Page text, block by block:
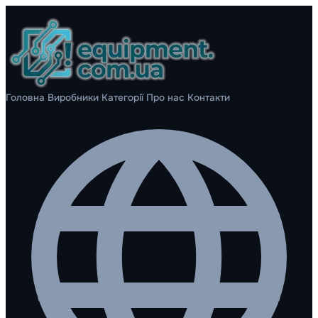
Головна Виробники Категорії Про нас Контакти